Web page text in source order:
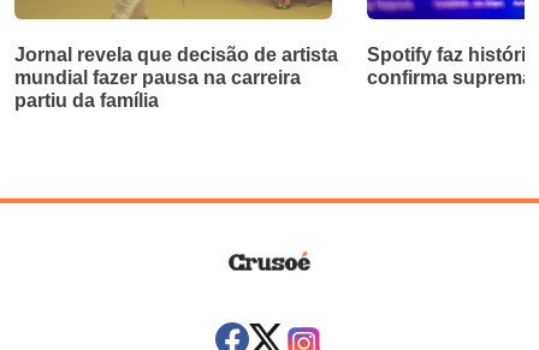
Jornal revela que decisão de artista
mundial fazer pausa na carreira
partiu da família
Spotify faz
confirma